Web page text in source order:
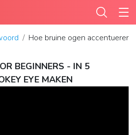
Hoe bruine ogen accentueren?
BEGINNERS - IN 5
EYE MAKEN